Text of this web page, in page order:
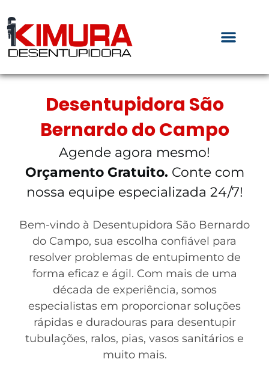
Desentupidora São
Bernardo do Campo
Agende agora mesmo!
Orçamento Gratuito. Conte com
nossa equipe especializada 24/7!
Bem-vindo à Desentupidora São Bernardo
do Campo, sua escolha confiável para
resolver problemas de entupimento de
forma eficaz e ágil. Com mais de uma
década de experiência, somos
especialistas em proporcionar soluções
rápidas e duradouras para desentupir
tubulações, ralos, pias, vasos sanitários e
muito mais.